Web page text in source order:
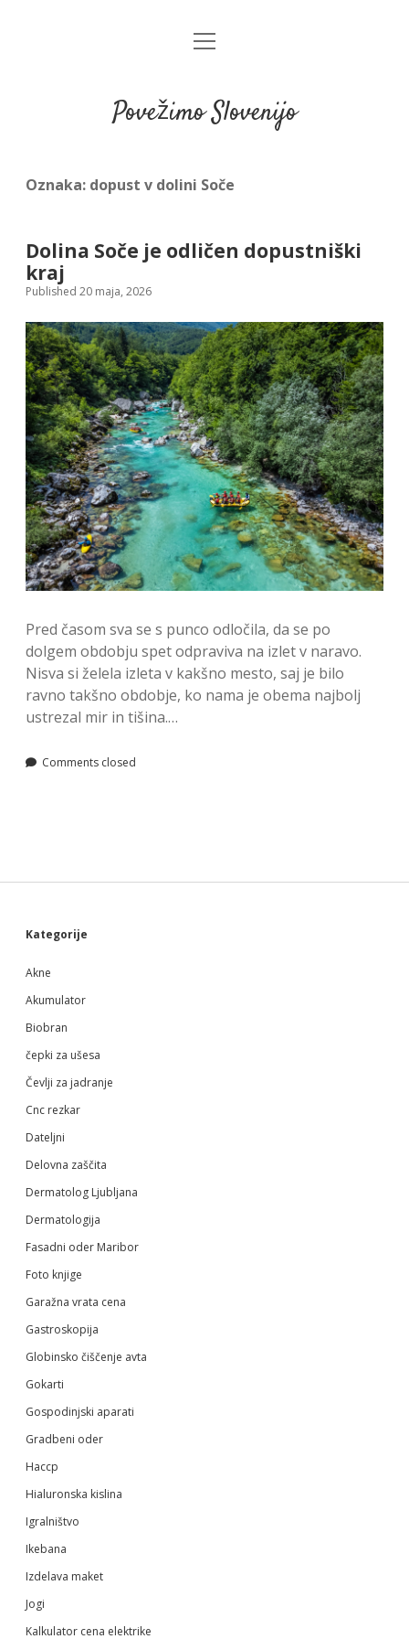
open
Povežimo Slovenijo
Oznaka: dopust v dolini Soče
Dolina Soče je odličen dopustniški
kraj
Published 20 maja, 2026
Pred časom sva se s punco odločila, da se po
dolgem obdobju spet odpraviva na izlet v naravo.
Nisva si želela izleta v kakšno mesto, saj je bilo
ravno takšno obdobje, ko nama je obema najbolj
ustrezal mir in tišina.…
Comments closed
Sidebar
Kategorije
Akne
Akumulator
Biobran
čepki za ušesa
Čevlji za jadranje
Cnc rezkar
Dateljni
Delovna zaščita
Dermatolog Ljubljana
Dermatologija
Fasadni oder Maribor
Foto knjige
Garažna vrata cena
Gastroskopija
Globinsko čiščenje avta
Gokarti
Gospodinjski aparati
Gradbeni oder
Haccp
Hialuronska kislina
Igralništvo
Ikebana
Izdelava maket
Jogi
Kalkulator cena elektrike